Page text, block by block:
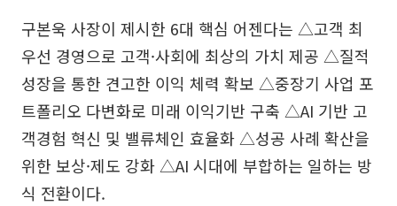
구본욱 사장이 제시한 6대 핵심 어젠다는 △고객 최
우선 경영으로 고객·사회에 최상의 가치 제공 △질적
성장을 통한 견고한 이익 체력 확보 △중장기 사업 포
트폴리오 다변화로 미래 이익기반 구축 △AI 기반 고
객경험 혁신 및 밸류체인 효율화 △성공 사례 확산을
위한 보상·제도 강화 △AI 시대에 부합하는 일하는 방
식 전환이다.